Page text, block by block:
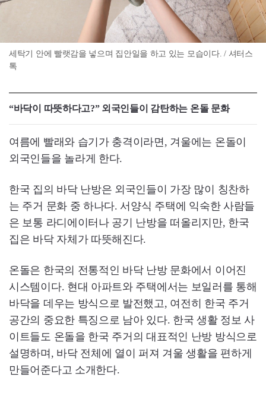
세탁기 안에 빨랫감을 넣으며 집안일을 하고 있는 모습이다. / 셔터스
톡
“바닥이 따뜻하다고?” 외국인들이 감탄하는 온돌 문화
여름에 빨래와 습기가 충격이라면, 겨울에는 온돌이
외국인들을 놀라게 한다.
한국 집의 바닥 난방은 외국인들이 가장 많이 칭찬하
는 주거 문화 중 하나다. 서양식 주택에 익숙한 사람들
은 보통 라디에이터나 공기 난방을 떠올리지만, 한국
집은 바닥 자체가 따뜻해진다.
온돌은 한국의 전통적인 바닥 난방 문화에서 이어진
시스템이다. 현대 아파트와 주택에서는 보일러를 통해
바닥을 데우는 방식으로 발전했고, 여전히 한국 주거
공간의 중요한 특징으로 남아 있다. 한국 생활 정보 사
이트들도 온돌을 한국 주거의 대표적인 난방 방식으로
설명하며, 바닥 전체에 열이 퍼져 겨울 생활을 편하게
만들어준다고 소개한다.